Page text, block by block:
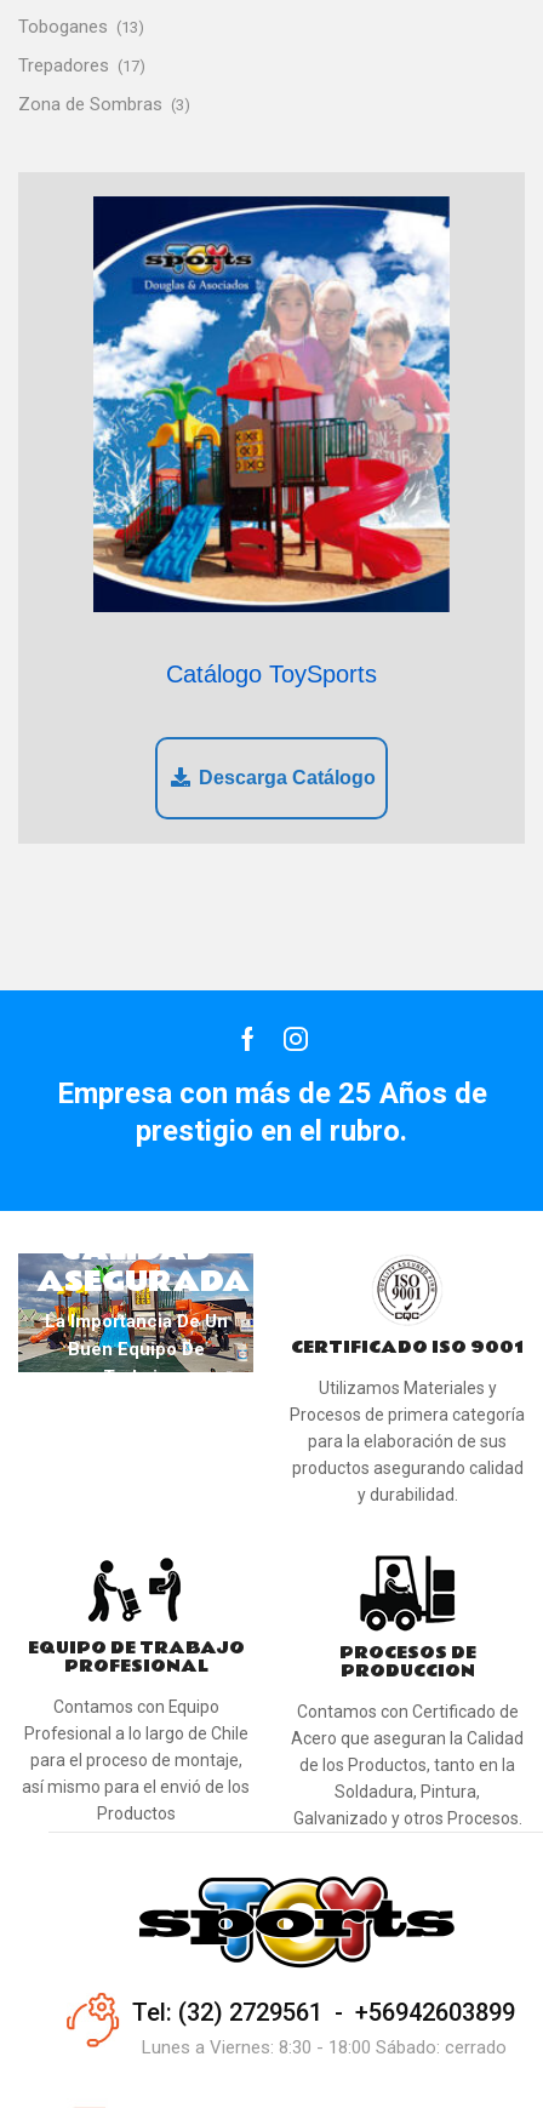
Toboganes (13)
Trepadores (17)
Zona de Sombras (3)
Catálogo ToySports
Descarga Catálogo
FacebookInstagram
Empresa con más de 25 Años de
prestigio en el rubro.
CALIDAD
ASEGURADA
La Importancia De Un
Buen Equipo De
Trabajo
CERTIFICADO ISO 9001
Utilizamos Materiales y
Procesos de primera categoría
para la elaboración de sus
productos asegurando calidad
y durabilidad.
EQUIPO DE TRABAJO
PROFESIONAL
Contamos con Equipo
Profesional a lo largo de Chile
para el proceso de montaje,
así mismo para el envió de los
Productos
PROCESOS DE
PRODUCCION
Contamos con Certificado de
Acero que aseguran la Calidad
de los Productos, tanto en la
Soldadura, Pintura,
Galvanizado y otros Procesos.
Tel: (32) 2729561 - +56942603899
Lunes a Viernes: 8:30 - 18:00 Sábado: cerrado